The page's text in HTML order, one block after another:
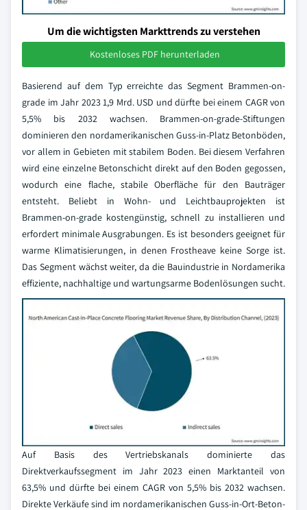
Um die wichtigsten Markttrends zu verstehen
Kostenloses PDF herunterladen
Basierend auf dem Typ erreichte das Segment Brammen-on-
grade im Jahr 2023 1,9 Mrd. USD und dürfte bei einem CAGR von
5,5% bis 2032 wachsen. Brammen-on-grade-Stiftungen
dominieren den nordamerikanischen Guss-in-Platz Betonböden,
vor allem in Gebieten mit stabilem Boden. Bei diesem Verfahren
wird eine einzelne Betonschicht direkt auf den Boden gegossen,
wodurch eine flache, stabile Oberfläche für den Bauträger
entsteht. Beliebt in Wohn- und Leichtbauprojekten ist
Brammen-on-grade kostengünstig, schnell zu installieren und
erfordert minimale Ausgrabungen. Es ist besonders geeignet für
warme Klimatisierungen, in denen Frostheave keine Sorge ist.
Das Segment wächst weiter, da die Bauindustrie in Nordamerika
effiziente, nachhaltige und wartungsarme Bodenlösungen sucht.
Auf Basis des Vertriebskanals dominierte das
Direktverkaufssegment im Jahr 2023 einen Marktanteil von
63,5% und dürfte bei einem CAGR von 5,5% bis 2032 wachsen.
Direkte Verkäufe sind im nordamerikanischen Guss-in-Ort-Beton-